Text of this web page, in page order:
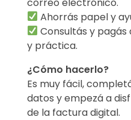
Ahorrás papel y
Consultás y
y práctica.
¿Cómo hacerlo?
Es muy fácil,
datos y empezá a
de la factura digital.